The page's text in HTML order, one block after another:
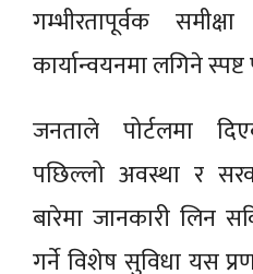
गम्भीरतापूर्वक
कार्यान्वयनमा लगिने
जनताले पोर्टलमा
पछिल्लो अवस्था र
बारेमा जानकारी लिन
गर्ने विशेष सुविधा यस